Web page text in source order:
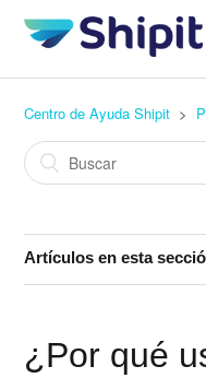
Centro de Ayuda Shipit
Artículos en esta
¿Shipit realiza retiros
¿Por qué